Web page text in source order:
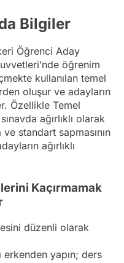
Bilgiler
Öğrenci Aday
öğrenim
kullanılan temel
oluşur ve adayların
Özellikle Temel
ağırlıklı olarak
standart sapmasının
ağırlıklı
Kaçırmamak
düzenli olarak
erkenden yapın; ders